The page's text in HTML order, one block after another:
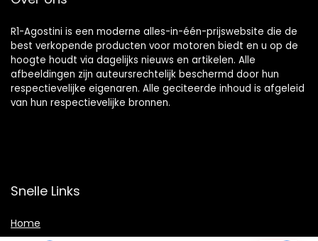
R1-Agostini is een moderne alles-in-één-prijswebsite die de
best verkopende producten voor motoren biedt en u op de
hoogte houdt via dagelijks nieuws en artikelen. Alle
afbeeldingen zijn auteursrechtelijk beschermd door hun
respectievelijke eigenaren. Alle geciteerde inhoud is afgeleid
van hun respectievelijke bronnen.
Snelle Links
Home